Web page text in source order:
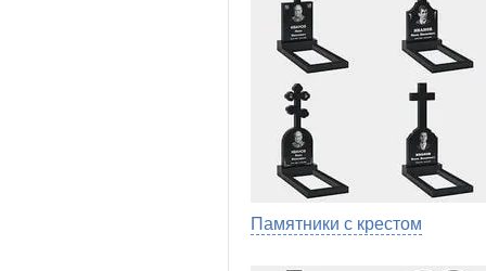
Памятники с крестом